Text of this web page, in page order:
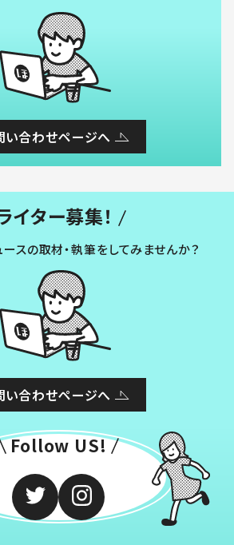
い合わせページへ
イター募集！
スの取材・執筆をしてみませんか？
い合わせページへ
Follow US!